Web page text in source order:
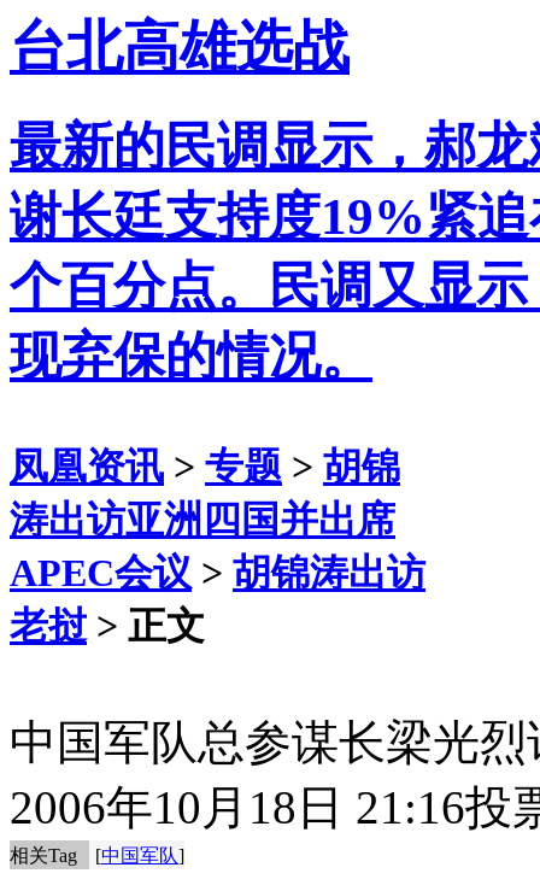
台北高雄选战
最新的民调显示，郝
谢长廷支持度19%紧
个百分点。民调又显
现弃保的情况。
凤凰资讯 > 专题 > 胡锦
涛出访亚洲四国并出席
APEC会议 > 胡锦涛出访
老挝 > 正文
中国军队总参谋长梁光
2006年10月18日 21:16投
相关Tag [中国军队]